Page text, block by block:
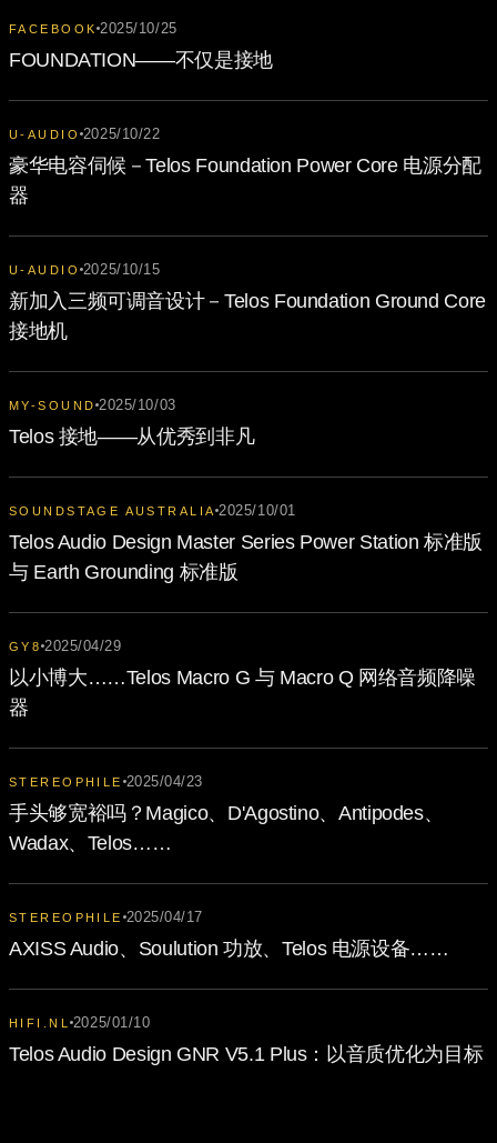
FACEBOOK 2025/10/25
FOUNDATION——不仅是接地
U-AUDIO 2025/10/22
豪华电容伺候－Telos Foundation Power Core 电源分配
器
U-AUDIO 2025/10/15
新加入三频可调音设计－Telos Foundation Ground Core
接地机
MY-SOUND 2025/10/03
Telos 接地——从优秀到非凡
SOUNDSTAGE AUSTRALIA 2025/10/01
Telos Audio Design Master Series Power Station 标准版
与 Earth Grounding 标准版
GY8 2025/04/29
以小博大……Telos Macro G 与 Macro Q 网络音频降噪
器
STEREOPHILE 2025/04/23
手头够宽裕吗？Magico、D'Agostino、Antipodes、
Wadax、Telos……
STEREOPHILE 2025/04/17
AXISS Audio、Soulution 功放、Telos 电源设备……
HIFI.NL 2025/01/10
Telos Audio Design GNR V5.1 Plus：以音质优化为目标